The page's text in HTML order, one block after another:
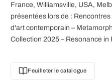
France, Williamsville, USA,
présentées lors de :
d'art contemporain –
Collection 2025 – Resonance in
Feuilleter le catalogue